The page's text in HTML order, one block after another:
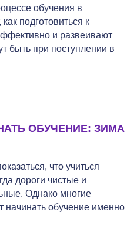
обучения в
подготовиться к
и развеивают
быть при поступлении в
ОБУЧЕНИЕ: ЗИМА
что учиться
дороги чистые и
Однако многие
начинать обучение именно